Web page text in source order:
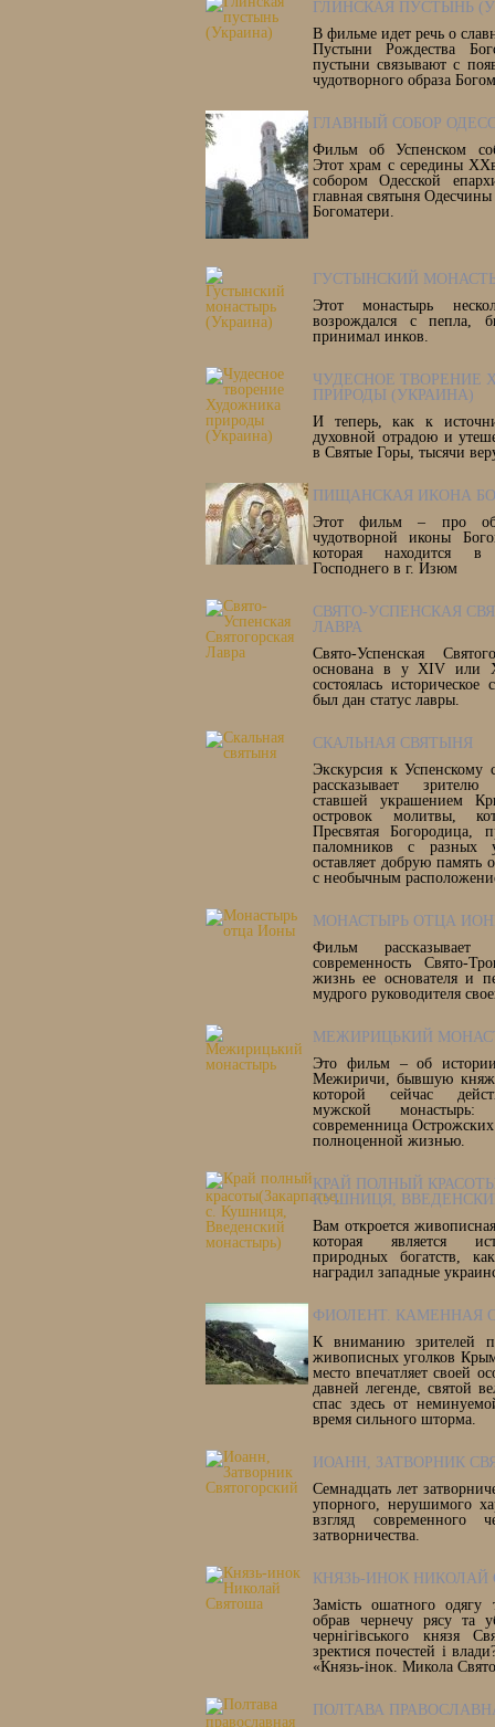
ГЛИНСКАЯ ПУСТЫНЬ
В фильме идет речь о
Пустыни Рождества
пустыни связывают с
чудотворного образа
ГЛАВНЫЙ СОБОР
Фильм об Успенском
Этот храм с середины
собором Одесской
главная святыня
Богоматери.
ГУСТЫНСКИЙ
Этот монастырь
возрождался с пепла,
принимал инков.
ЧУДЕСНОЕ ТВОРЕНИЕ
ПРИРОДЫ (УКРАИНА)
И теперь, как к
духовной отрадою и
в Святые Горы, тысячи
ПИЩАНСКАЯ ИКОНА
Этот фильм – про
чудотворной иконы
которая находится в
Господнего в г. Изюм
СВЯТО-УСПЕНСКАЯ
ЛАВРА
Свято-Успенская
основана в у XIV или
состоялась
был дан статус лавры.
СКАЛЬНАЯ СВЯТЫНЯ
Экскурсия к Успенскому
рассказывает
ставшей украшением
островок молитвы,
Пресвятая Богородица,
паломников с разных
оставляет добрую память
с необычным
МОНАСТЫРЬ ОТЦА
Фильм
современность Свято-
жизнь ее основателя и
мудрого руководителя
МЕЖИРИЦЬКИЙ
Это фильм – об истории
Межиричи, бывшую
которой сейчас
мужской монастырь:
современница
полноценной жизнью.
КРАЙ ПОЛНЫЙ
КУШНИЦЯ,
Вам откроется
которая является
природных богатств,
наградил западные
ФИОЛЕНТ. КАМЕННАЯ
К вниманию зрителей
живописных уголков
место впечатляет своей
давней легенде, святой
спас здесь от
время сильного шторма.
ИОАНН, ЗАТВОРНИК
Семнадцать лет
упорного, нерушимого
взгляд современного
затворничества.
КНЯЗЬ-ИНОК
Замість ошатного
обрав чернечу рясу та
чернігівського князя
зректися почестей і
«Князь-інок. Микола
ПОЛТАВА